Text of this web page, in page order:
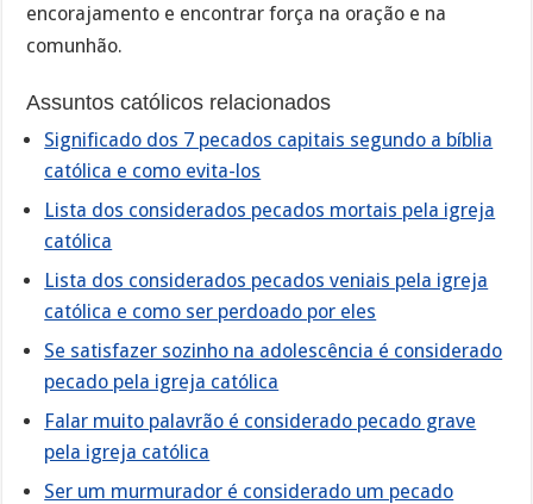
encorajamento e encontrar força na oração e na
comunhão.
Assuntos católicos relacionados
Significado dos 7 pecados capitais segundo a bíblia
católica e como evita-los
Lista dos considerados pecados mortais pela igreja
católica
Lista dos considerados pecados veniais pela igreja
católica e como ser perdoado por eles
Se satisfazer sozinho na adolescência é considerado
pecado pela igreja católica
Falar muito palavrão é considerado pecado grave
pela igreja católica
Ser um murmurador é considerado um pecado